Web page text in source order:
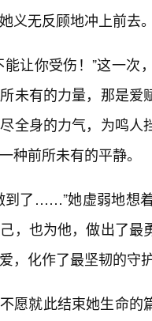
义无反顾地冲上前去
让你受伤！”这一次
未有的力量，那是
全身的力气，为鸣
种前所未有的平静。
了……”她虚弱地想
，也为他，做出了
，化作了最坚韧的守
愿就此结束她生命的